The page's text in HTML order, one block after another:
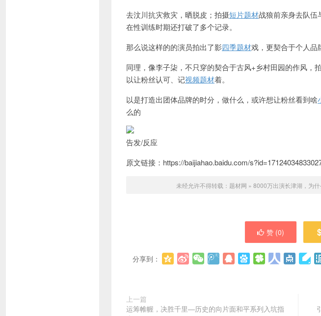
去汶川抗灾救灾，晒脱皮；拍摄短片题材战狼前亲身去队伍
在性训练时期还打破了多个记录。
那么说这样的的演员拍出了影四季题材戏，更契合于个人品
同理，像李子柒，不只穿的契合于古风+乡村田园的作风，
以让粉丝认可、记视频题材着。
以是打造出团体品牌的时分，做什么，或许想让粉丝看到啥
么的
告发/反应
原文链接：https://baijiahao.baidu.com/
未经允许不得转载： 题材网 » 8000万出演长津湖，为
赞 (0)
分享到：
上一篇
运筹帷幄，决胜千里—历史的向片面和平系列入坑指